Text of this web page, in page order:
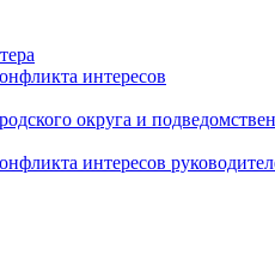
интересов
округа и
интересов